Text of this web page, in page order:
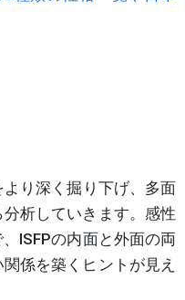
り深く掘り下げ、多面
析していきます。感性
ISFPの内面と外面の両
係を築くヒントが見え